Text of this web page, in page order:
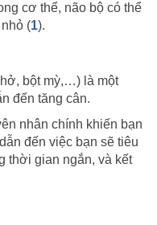
cơ thể, não bộ có thể
(1).
bột mỳ,…) là một
đến tăng cân.
nhân chính khiến bạn
đến việc bạn sẽ tiêu
thời gian ngắn, và kết